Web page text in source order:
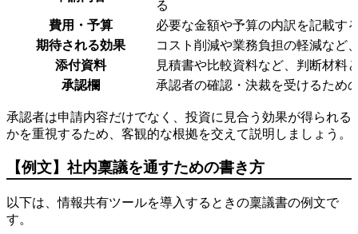
る
費用・予算
必要な金額や予算の内訳を記載す
期待される効果
コスト削減や業務負担の軽減など
添付資料
見積書や比較資料など、判断材料
承認欄
承認者の確認・決裁を受けるため
承認者は申請内容だけでなく、投資に見合う効果が得られる
かを重視するため、客観的な根拠を交えて説明しましょう。
【例文】社内稟議を通すための書き方
以下は、情報共有ツールを導入するときの稟議書の例文で
す。